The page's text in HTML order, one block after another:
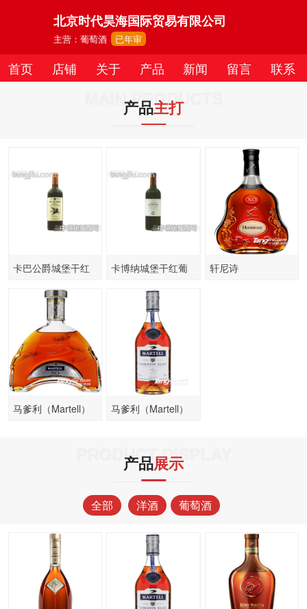
北京时代昊海国际贸易有限公司
主营：葡萄酒 已年审
首页 店铺 关于 产品 新闻 留言 联系
MAIN PRODUCTS
产品主打
卡巴公爵城堡干红
卡博纳城堡干红葡
轩尼诗
马爹利（Martell）
马爹利（Martell）
PRODUCT DISPLAY
产品展示
全部 洋酒 葡萄酒